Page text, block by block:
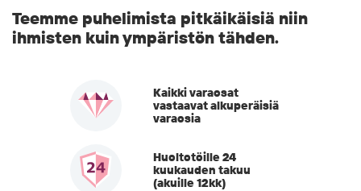
Teemme puhelimista pitkäikäisiä niin
ihmisten kuin ympäristön tähden.
Kaikki varaosat
vastaavat alkuperäisiä
varaosia
Huoltotöille 24
kuukauden takuu
(akuille 12kk)